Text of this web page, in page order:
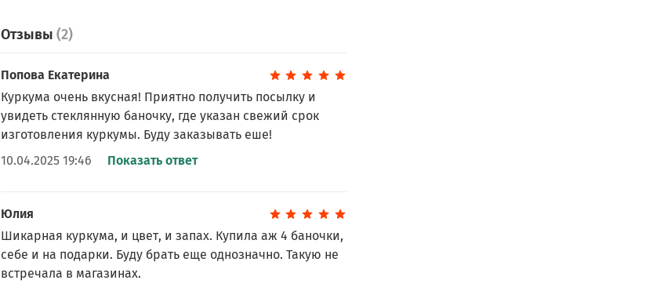
Отзывы(2)
Попова Екатерина
Куркума очень вкусная! Приятно получить посылку и
увидеть стеклянную баночку, где указан свежий срок
изготовления куркумы. Буду заказывать еше!
10.04.2025 19:46
Показать ответ
Юлия
Шикарная куркума, и цвет, и запах. Купила аж 4 баночки,
себе и на подарки. Буду брать еще однозначно. Такую не
встречала в магазинах.